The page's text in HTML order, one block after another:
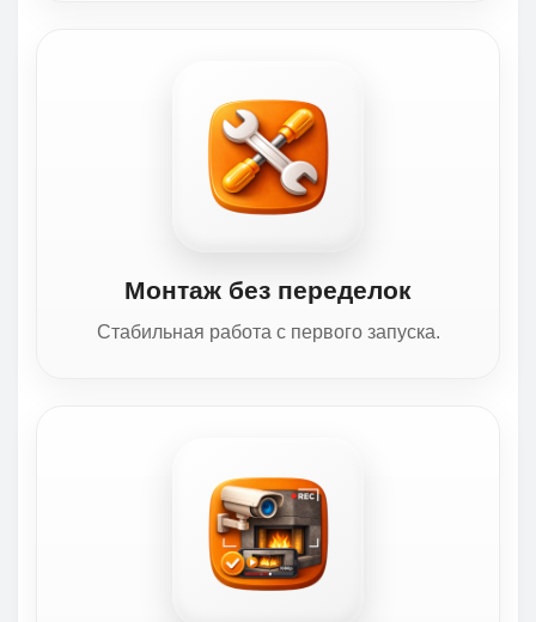
Монтаж без переделок
Стабильная работа с первого запуска.